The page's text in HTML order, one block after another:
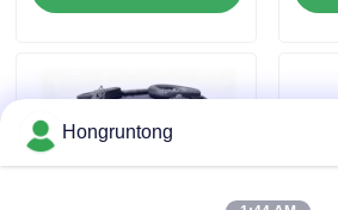
Yokohama rubberstootkussen
Pneumatisch Rubberstootkussen
Hongruntong